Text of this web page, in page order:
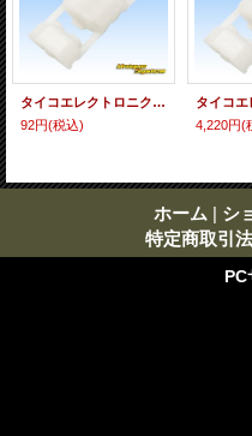
タイコエレクトロニクス AMP エレクトロタップ スプライス 配線コネクター 白色
92円(税込)
4,220円(
ホーム | シ
特定商取引
PC